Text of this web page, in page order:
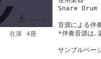
在庫 4冊
Snare Drum
音源による伴
*伴奏音源は､
サンプルペー